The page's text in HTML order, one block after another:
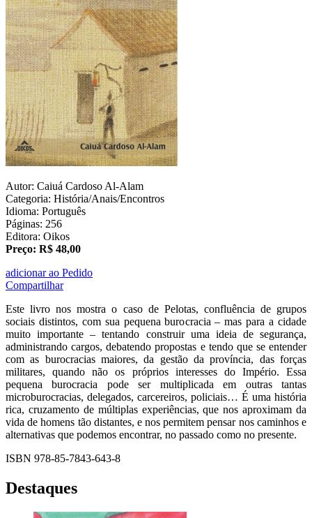
Autor: Caiuá Cardoso Al-Alam
Categoria: História/Anais/Encontros
Idioma: Português
Páginas: 256
Editora: Oikos
Preço: R$ 48,00
adicionar ao Pedido
Compartilhar
Este livro nos mostra o caso de Pelotas, confluência de grupos
sociais distintos, com sua pequena burocracia – mas para a cidade
muito importante – tentando construir uma ideia de segurança,
administrando cargos, debatendo propostas e tendo que se entender
com as burocracias maiores, da gestão da província, das forças
militares, quando não os próprios interesses do Império. Essa
pequena burocracia pode ser multiplicada em outras tantas
microburocracias, delegados, carcereiros, policiais… É uma história
rica, cruzamento de múltiplas experiências, que nos aproximam da
vida de homens tão distantes, e nos permitem pensar nos caminhos e
alternativas que podemos encontrar, no passado como no presente.
ISBN 978-85-7843-643-8
Destaques